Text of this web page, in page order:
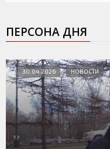
ПЕРСОНА ДНЯ
30.04.2026 НОВОСТИ